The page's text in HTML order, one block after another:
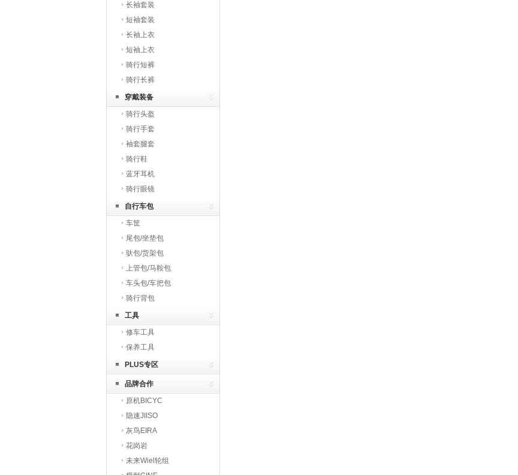
长袖套装
短袖套装
长袖上衣
短袖上衣
骑行短裤
骑行长裤
穿戴装备
骑行头盔
骑行手套
袖套腿套
骑行鞋
蓝牙耳机
骑行眼镜
自行车包
车筐
尾包/坐垫包
驮包/货架包
上管包/马鞍包
车头包/车把包
骑行背包
工具
修车工具
保养工具
PLUS专区
品牌合作
原机BICYC
隐速JIISO
灰鸟EIRA
花岗岩
未来Wiel轮组